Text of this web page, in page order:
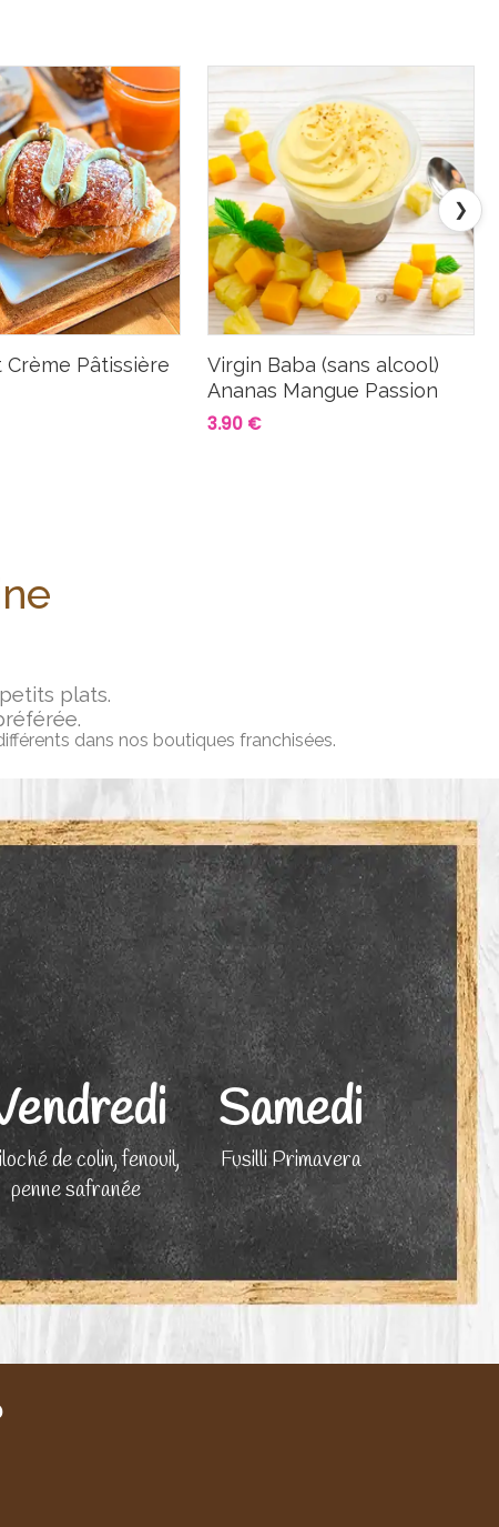
Crème Pâtissière
Virgin Baba (sans alcool)
Ananas Mangue Passion
3.90 €
❯
plats.
dans nos boutiques franchisées.
de colin, fenouil,
penne safranée
Samedi
Fusilli Primavera